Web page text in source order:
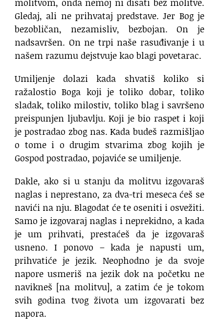
Gledaj, ali ne prihvataj predstave. Jer Bog je
bezobličan, nezamisliv, bezbojan. On je
nadsavršen. On ne trpi naše rasuđivanje i u
našem razumu dejstvuje kao blagi povetarac.
Umiljenje dolazi kada shvatiš koliko si
ražalostio Boga koji je toliko dobar, toliko
sladak, toliko milostiv, toliko blag i savršeno
preispunjen ljubavlju. Koji je bio raspet i koji
je postradao zbog nas. Kada budeš razmišljao
o tome i o drugim stvarima zbog kojih je
Gospod postradao, pojaviće se umiljenje.
Dakle, ako si u stanju da molitvu izgovaraš
naglas i neprestano, za dva-tri meseca ćeš se
navići na nju. Blagodat će te oseniti i osvežiti.
Samo je izgovaraj naglas i neprekidno, a kada
je um prihvati, prestaćeš da je izgovaraš
usneno. I ponovo – kada je napusti um,
prihvatiće je jezik. Neophodno je da svoje
napore usmeriš na jezik dok na početku ne
navikneš [na molitvu], a zatim će je tokom
svih godina tvog života um izgovarati bez
napora.